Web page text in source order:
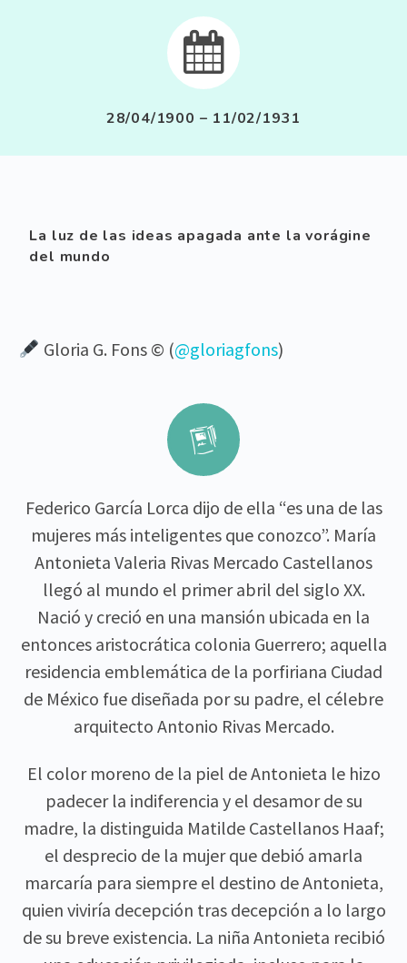


28/04/1900 – 11/02/1931
La luz de las ideas apagada ante la vorágine
del mundo
Gloria G. Fons © (@gloriagfons)


Federico García Lorca dijo de ella “es una de las
mujeres más inteligentes que conozco”. María
Antonieta Valeria Rivas Mercado Castellanos
llegó al mundo el primer abril del siglo XX.
Nació y creció en una mansión ubicada en la
entonces aristocrática colonia Guerrero; aquella
residencia emblemática de la porfiriana Ciudad
de México fue diseñada por su padre, el célebre
arquitecto Antonio Rivas Mercado.
El color moreno de la piel de Antonieta le hizo
padecer la indiferencia y el desamor de su
madre, la distinguida Matilde Castellanos Haaf;
el desprecio de la mujer que debió amarla
marcaría para siempre el destino de Antonieta,
quien viviría decepción tras decepción a lo largo
de su breve existencia. La niña Antonieta recibió